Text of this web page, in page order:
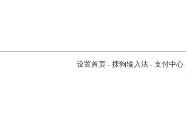
设置首页- 搜狗输入法- 支付中心